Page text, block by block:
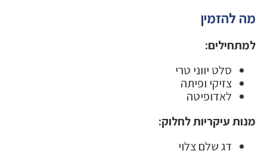
מה להזמין
למתחילים:
סלט יווני טרי
צזיקי ופיתה
לאדופיטה
מנות עיקריות לחלוק:
דג שלם צלוי